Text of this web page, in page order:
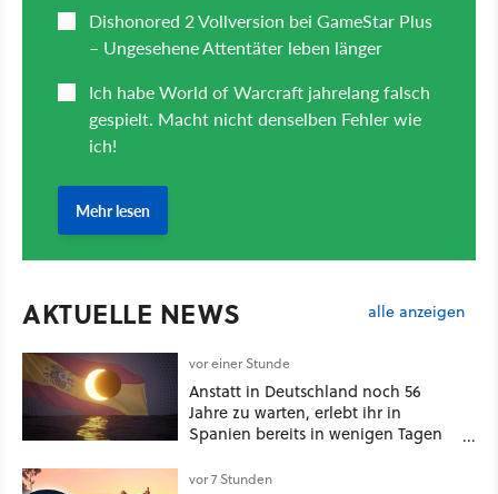
AKTUELLE NEWS alle anzeigen
vor einer Stunde
Anstatt in Deutschland noch 56
Jahre zu warten, erlebt ihr in
Spanien bereits in wenigen Tagen
vor 7 Stunden